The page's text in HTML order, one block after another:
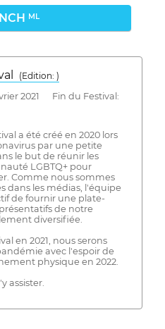
ML
( Edition: )
2021 Fin du Festival:
a été créé en 2020 lors
par une petite
le but de réunir les
LGBTQ+ pour
Comme nous sommes
dans les médias, l'équipe
de fournir une plate-
de notre
diversifiée.
en 2021, nous serons
avec l'espoir de
physique en 2022.
assister.